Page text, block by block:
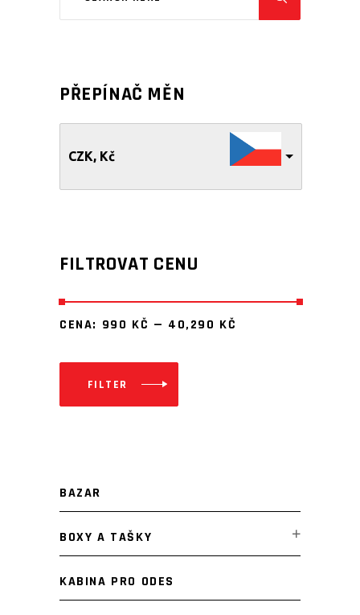
PŘEPÍNAČ MĚN
CZK, Kč
FILTROVAT CENU
FILTER
CENA: 990 KČ — 40,290 KČ
BAZAR
BOXY A TAŠKY
KABINA PRO ODES